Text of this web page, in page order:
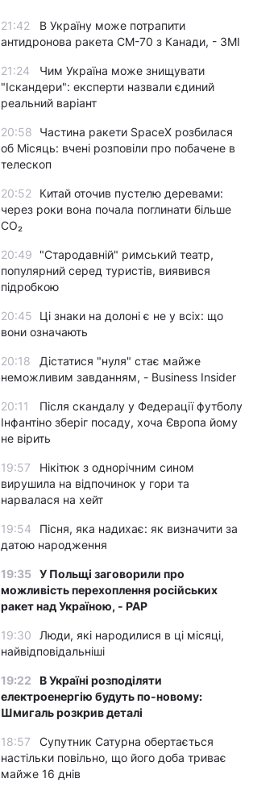
21:42
В Україну може потрапити
антидронова ракета CM-70 з Канади, - ЗМІ
21:24
Чим Україна може знищувати
"Іскандери": експерти назвали єдиний
реальний варіант
20:58
Частина ракети SpaceX розбилася
об Місяць: вчені розповіли про побачене в
телескоп
20:52
Китай оточив пустелю деревами:
через роки вона почала поглинати більше
CO₂
20:49
"Стародавній" римський театр,
популярний серед туристів, виявився
підробкою
20:45
Ці знаки на долоні є не у всіх: що
вони означають
20:18
Дістатися "нуля" стає майже
неможливим завданням, - Business Insider
20:11
Після скандалу у Федерації футболу
Інфантіно зберіг посаду, хоча Європа йому
не вірить
19:57
Нікітюк з однорічним сином
вирушила на відпочинок у гори та
нарвалася на хейт
19:54
Пісня, яка надихає: як визначити за
датою народження
19:35 У Польщі заговорили про
можливість перехоплення російських
ракет над Україною, - PAP
19:30
Люди, які народилися в ці місяці,
найвідповідальніші
19:22
В Україні розподіляти
електроенергію будуть по-новому:
Шмигаль розкрив деталі
18:57
Супутник Сатурна обертається
настільки повільно, що його доба триває
майже 16 днів